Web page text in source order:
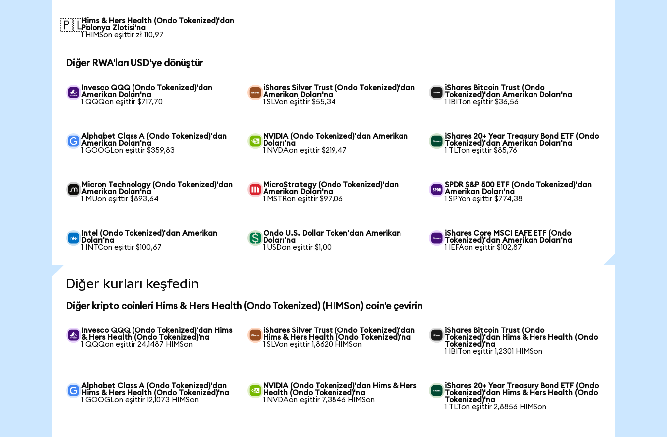
🇵🇱Hims & Hers Health (Ondo Tokenized)'dan
Polonya Zlotisi'na
1 HIMSon eşittir zł 110,97
Diğer RWA'ları USD'ye dönüştür
Invesco QQQ (Ondo Tokenized)'dan
Amerikan Doları'na
1 QQQon eşittir $717,70
iShares Silver Trust (Ondo Tokenized)'dan
Amerikan Doları'na
1 SLVon eşittir $55,34
iShares Bitcoin Trust (Ondo
Tokenized)'dan Amerikan Doları'na
1 IBITon eşittir $36,56
Alphabet Class A (Ondo Tokenized)'dan
Amerikan Doları'na
1 GOOGLon eşittir $359,83
NVIDIA (Ondo Tokenized)'dan Amerikan
Doları'na
1 NVDAon eşittir $219,47
iShares 20+ Year Treasury Bond ETF (Ondo
Tokenized)'dan Amerikan Doları'na
1 TLTon eşittir $85,76
Micron Technology (Ondo Tokenized)'dan
Amerikan Doları'na
1 MUon eşittir $893,64
MicroStrategy (Ondo Tokenized)'dan
Amerikan Doları'na
1 MSTRon eşittir $97,06
SPDR S&P 500 ETF (Ondo Tokenized)'dan
Amerikan Doları'na
1 SPYon eşittir $774,38
Intel (Ondo Tokenized)'dan Amerikan
Doları'na
1 INTCon eşittir $100,67
Ondo U.S. Dollar Token'dan Amerikan
Doları'na
1 USDon eşittir $1,00
iShares Core MSCI EAFE ETF (Ondo
Tokenized)'dan Amerikan Doları'na
1 IEFAon eşittir $102,87
Diğer kurları keşfedin
Diğer kripto coinleri Hims & Hers Health (Ondo Tokenized) (HIMSon) coin'e çevirin
Invesco QQQ (Ondo Tokenized)'dan Hims
& Hers Health (Ondo Tokenized)'na
1 QQQon eşittir 24,1487 HIMSon
iShares Silver Trust (Ondo Tokenized)'dan
Hims & Hers Health (Ondo Tokenized)'na
1 SLVon eşittir 1,8620 HIMSon
iShares Bitcoin Trust (Ondo
Tokenized)'dan Hims & Hers Health (Ondo
Tokenized)'na
1 IBITon eşittir 1,2301 HIMSon
Alphabet Class A (Ondo Tokenized)'dan
Hims & Hers Health (Ondo Tokenized)'na
1 GOOGLon eşittir 12,1073 HIMSon
NVIDIA (Ondo Tokenized)'dan Hims & Hers
Health (Ondo Tokenized)'na
1 NVDAon eşittir 7,3846 HIMSon
iShares 20+ Year Treasury Bond ETF (Ondo
Tokenized)'dan Hims & Hers Health (Ondo
Tokenized)'na
1 TLTon eşittir 2,8856 HIMSon